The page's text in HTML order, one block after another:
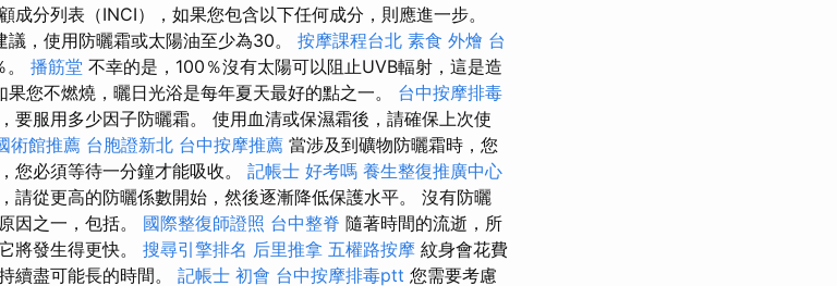
分列表（INCI），如果您包含以下任何成分，則應進一步。
議，使用防曬霜或太陽油至少為30。 按摩課程台北 素食 外燴 台
播筋堂 不幸的是，100％沒有太陽可以阻止UVB輻射，這是造
果您不燃燒，曬日光浴是每年夏天最好的點之一。 台中按摩排毒
要服用多少因子防曬霜。 使用血清或保濕霜後，請確保上次使
術館推薦 台胞證新北 台中按摩推薦 當涉及到礦物防曬霜時，您
您必須等待一分鐘才能吸收。 記帳士 好考嗎 養生整復推廣中心
請從更高的防曬係數開始，然後逐漸降低保護水平。 沒有防曬
因之一，包括。 國際整復師證照 台中整脊 隨著時間的流逝，所
將發生得更快。 搜尋引擎排名 后里推拿 五權路按摩 紋身會花費
續盡可能長的時間。 記帳士 初會 台中按摩排毒ptt 您需要考慮